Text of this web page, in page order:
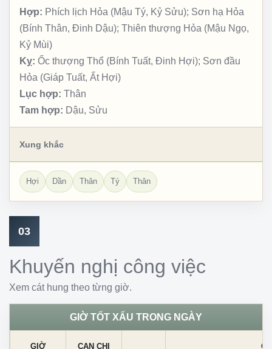
Hợp: Phích lịch Hỏa (Mậu Tý, Kỷ Sửu); Sơn hạ Hỏa
(Bính Thân, Đinh Dậu); Thiên thượng Hỏa (Mậu Ngọ,
Kỷ Mùi)
Kỵ: Ốc thượng Thổ (Bính Tuất, Đinh Hợi); Sơn đầu
Hỏa (Giáp Tuất, Ất Hợi)
Lục hợp: Thân
Tam hợp: Dậu, Sửu
Xung khắc
Hợi Dần Thân Tý Thân
03
Khuyến nghị công việc
Xem cát hung theo từng giờ.
GIỜ TỐT XẤU TRONG NGÀY
GIỜ CAN CHI